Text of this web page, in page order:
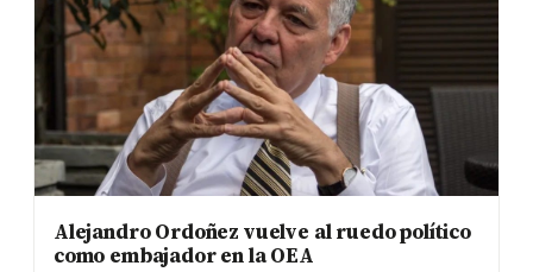
Alejandro Ordoñez vuelve al ruedo político
como embajador en la OEA